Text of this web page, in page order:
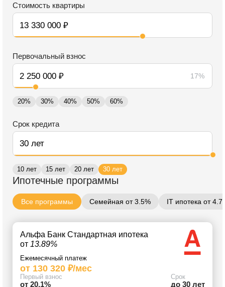
Стоимость квартиры
Первочальный взнос
17%
20% 30% 40% 50% 60%
Срок кредита
10 лет 15 лет 20 лет 30 лет
Ипотечные программы
Все программы Семейная от 3.5% IT ипотека от
Альфа Банк Стандартная ипотека
от 13.89%
Ежемесячный платеж
от 130 320 ₽/мес
Первый взнос
от 20.1%
Срок
до 30 лет